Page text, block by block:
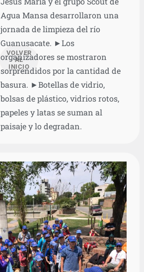
VOLVER
AL
INICIO
Agua Mansa desarrollaron una
jornada de limpieza del río
Guanusacate. ►Los
organizadores se mostraron
sorprendidos por la cantidad de
basura. ►Botellas de vidrio,
bolsas de plástico, vidrios rotos,
papeles y latas se suman al
paisaje y lo degradan.